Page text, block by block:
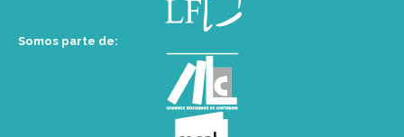
Somos parte de: